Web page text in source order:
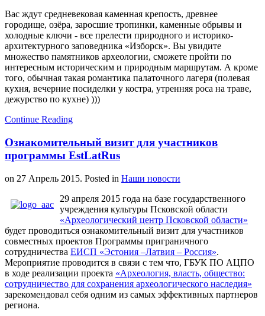
Вас ждут средневековая каменная крепость, древнее
городище, озёра, заросшие тропинки, каменные обрывы и
холодные ключи - все прелести природного и историко-
архитектурного заповедника «Изборск». Вы увидите
множество памятников археологии, сможете пройти по
интересным историческим и природным маршрутам. А кроме
того, обычная такая романтика палаточного лагеря (полевая
кухня, вечерние посиделки у костра, утренняя роса на траве,
дежурство по кухне) )))
Continue Reading
Ознакомительный визит для участников
программы EstLatRus
on 27 Апрель 2015. Posted in Наши новости
29 апреля 2015 года на базе государственного
учреждения культуры Псковской области
«Археологический центр Псковской области»
будет проводиться ознакомительный визит для участников
совместных проектов Программы приграничного
сотрудничества ЕИСП «Эстония –Латвия – Россия».
Мероприятие проводится в связи с тем что, ГБУК ПО АЦПО
в ходе реализации проекта «Археология, власть, общество:
сотрудничество для сохранения археологического наследия»
зарекомендовал себя одним из самых эффективных партнеров
региона.